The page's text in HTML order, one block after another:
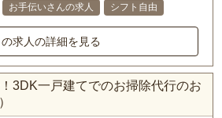
お手伝いさんの求人 シフト自由
の求人の詳細を見る
3DK一戸建てでのお掃除代行のお